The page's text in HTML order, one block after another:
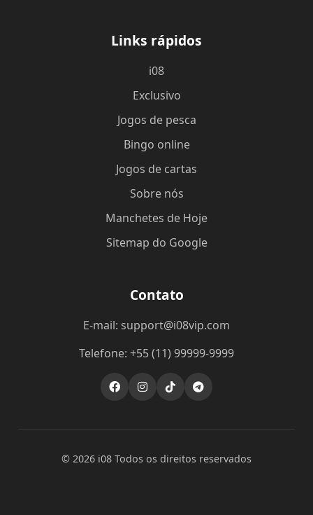
Links rápidos
i08
Exclusivo
Jogos de pesca
Bingo online
Jogos de cartas
Sobre nós
Manchetes de Hoje
Sitemap do Google
Contato
E-mail: support@i08vip.com
Telefone: +55 (11) 99999-9999
© 2026 i08 Todos os direitos reservados